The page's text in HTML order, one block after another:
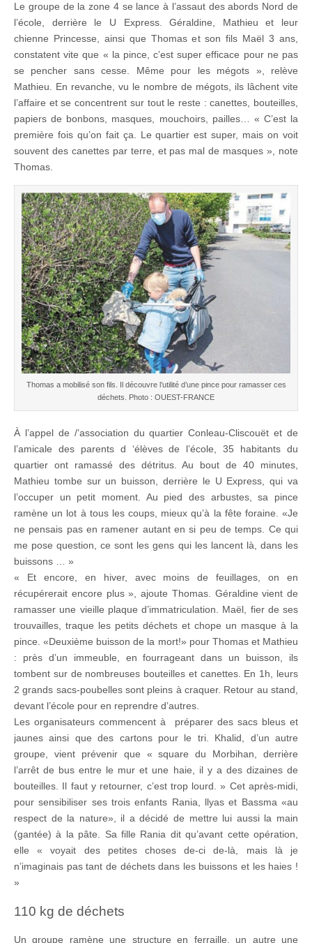
Le groupe de la zone 4 se lance à l’assaut des abords Nord de
l’école, derrière le U Express. Géraldine, Mathieu et leur
chienne Princesse, ainsi que Thomas et son fils Maël 3 ans,
constatent vite que « la pince, c’est super efficace pour ne pas
se pencher sans cesse. Même pour les mégots », relève
Mathieu. En revanche, vu le nombre de mégots, ils lâchent vite
l’affaire et se concentrent sur tout le reste : canettes, bouteilles,
papiers de bonbons, masques, mouchoirs, pailles… « C’est la
première fois qu’on fait ça. Le quartier est super, mais on voit
souvent des canettes par terre, et pas mal de masques », note
Thomas.
Thomas a mobilisé son fils. Il découvre l’utilité d’une pince pour ramasser ces
déchets. Photo : OUEST-FRANCE
À l’appel de /’association du quartier Conleau-Cliscouët et de
l’amicale des parents d ‘élèves de l’école, 35 habitants du
quartier ont ramassé des détritus. Au bout de 40 minutes,
Mathieu tombe sur un buisson, derrière le U Express, qui va
l’occuper un petit moment. Au pied des arbustes, sa pince
ramène un lot à tous les coups, mieux qu’à la fête foraine. «Je
ne pensais pas en ramener autant en si peu de temps. Ce qui
me pose question, ce sont les gens qui les lancent là, dans les
buissons … »
« Et encore, en hiver, avec moins de feuillages, on en
récupérerait encore plus », ajoute Thomas. Géraldine vient de
ramasser une vieille plaque d’immatriculation. Maël, fier de ses
trouvailles, traque les petits déchets et chope un masque à la
pince. «Deuxième buisson de la mort!» pour Thomas et Mathieu
: près d’un immeuble, en fourrageant dans un buisson, ils
tombent sur de nombreuses bouteilles et canettes. En 1h, leurs
2 grands sacs-poubelles sont pleins à craquer. Retour au stand,
devant l’école pour en reprendre d’autres.
Les organisateurs commencent à préparer des sacs bleus et
jaunes ainsi que des cartons pour le tri. Khalid, d’un autre
groupe, vient prévenir que « square du Morbihan, derrière
l’arrêt de bus entre le mur et une haie, il y a des dizaines de
bouteilles. Il faut y retourner, c’est trop lourd. » Cet après-midi,
pour sensibiliser ses trois enfants Rania, llyas et Bassma «au
respect de la nature», il a décidé de mettre lui aussi la main
(gantée) à la pâte. Sa fille Rania dit qu’avant cette opération,
elle « voyait des petites choses de-ci de-là, mais là je
n’imaginais pas tant de déchets dans les buissons et les haies !
»
110 kg de déchets
Un groupe ramène une structure en ferraille, un autre une